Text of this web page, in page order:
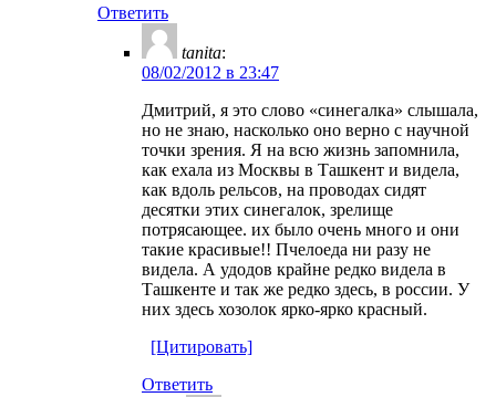
Ответить
tanita:
08/02/2012 в 23:47
Дмитрий, я это слово «синегалка» слышала,
но не знаю, насколько оно верно с научной
точки зрения. Я на всю жизнь запомнила,
как ехала из Москвы в Ташкент и видела,
как вдоль рельсов, на проводах сидят
десятки этих синегалок, зрелище
потрясающее. их было очень много и они
такие красивые!! Пчелоеда ни разу не
видела. А удодов крайне редко видела в
Ташкенте и так же редко здесь, в россии. У
них здесь хозолок ярко-ярко красный.
[Цитировать]
Ответить